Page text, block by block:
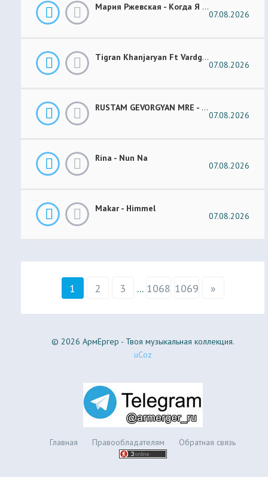
Мария Ржевская - Когда Я Стану Кошкой (Future Garage Remix)
07.08.2026
Tigran Khanjaryan Ft Vardges - Pap Jan
07.08.2026
RUSTAM GEVORGYAN MRE - GAR XOROVATC
07.08.2026
Rina - Nun Na
07.08.2026
Makar - Himmel
07.08.2026
1 2 3 ... 1068 1069 »
© 2026 АрмЕргер - Твоя музыкальная коллекция.
uCoz
Главная Правообладателям Обратная связь